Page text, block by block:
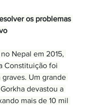
os problemas
Nepal em 2015,
Constituição foi
graves. Um grande
devastou a
mais de 10 mil